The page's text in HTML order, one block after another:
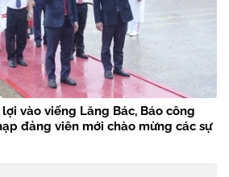
vào viếng Lăng Bác, Báo công
đảng viên mới chào mừng các sự